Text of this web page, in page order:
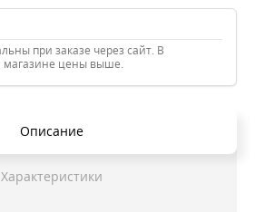
при заказе через сайт. В
магазине цены выше.
Описание
Характеристики